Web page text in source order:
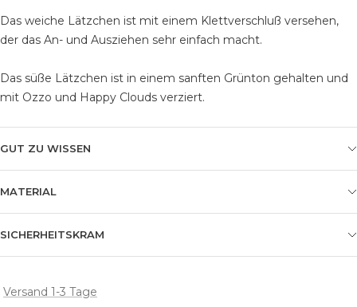
Das weiche Lätzchen ist mit einem Klettverschluß versehen,
der das An- und Ausziehen sehr einfach macht.
Das süße Lätzchen ist in einem sanften Grünton gehalten und
mit Ozzo und Happy Clouds verziert.
GUT ZU WISSEN
MATERIAL
SICHERHEITSKRAM
Versand 1-3 Tage